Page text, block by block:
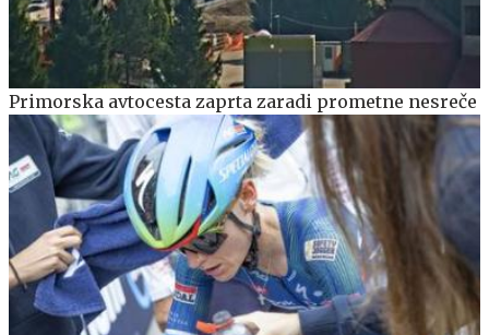
Primorska avtocesta zaprta zaradi prometne nesreče